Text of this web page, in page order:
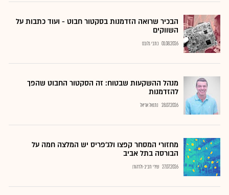
הבכיר שרואה הזדמנות בסקטור חבוט - ועוד כתבות על
השווקים
01.08.2026 כתבי גלובס
מנהל ההשקעות שבטוח: זה הסקטור החבוט שהפך
להזדמנות
28.07.2026 נתנאל אריאל
מחזורי המסחר קפצו ולג'פריס יש המלצה חמה על
הבורסה בתל אביב
27.07.2026 שירי חביב-ולדהורן